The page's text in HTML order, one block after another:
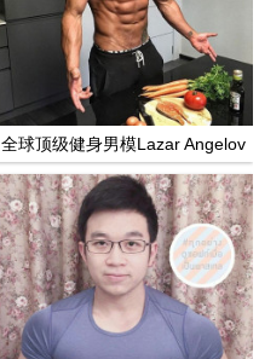
全球顶级健身男模Lazar Angelov
的拿手美食